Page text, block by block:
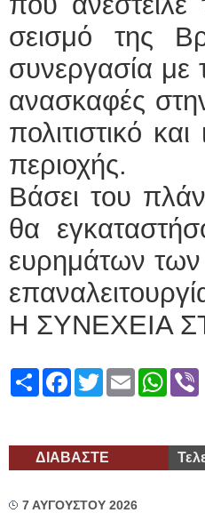
σεισμό της
συνεργασία με
ανασκαφές
πολιτιστικό
περιοχής.
Βάσει του
θα
ευρημάτων των
Η ΣΥΝΕΧΕΙΑ
ShareFacebook
TwitterEmail
ΔΙΑΒΑΣΤΕ
7 ΑΥΓΟΥΣΤΟΥ 2026